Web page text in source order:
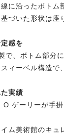
に沿ったボト
づいた形状は座
感を
で、ボトム部分
ィーベル構造で
実績
O ゲーリーが手
ム美術館のキュ